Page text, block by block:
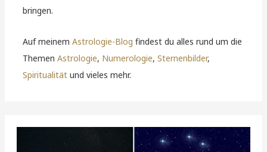
bringen.
Auf meinemAstrologie-Blog findest du alles rund um die
ThemenAstrologie, Numerologie,Sternenbilder,
Spiritualität und vieles mehr.